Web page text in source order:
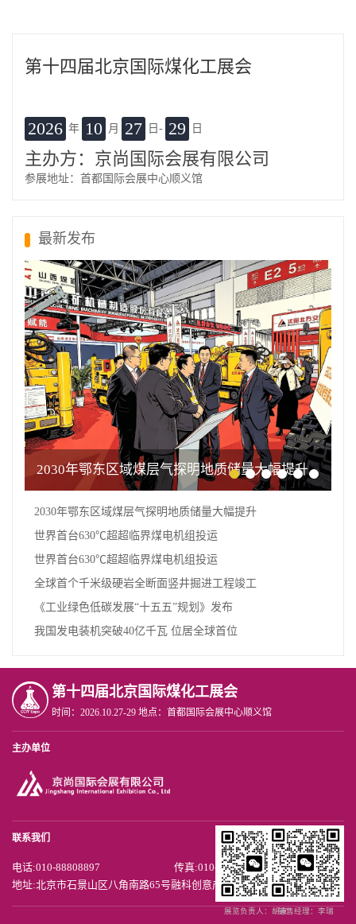
第十四届北京国际煤化工展会
2026 年 10 月 27 日- 29 日
主办方：京尚国际会展有限公司
参展地址：首都国际会展中心顺义馆
最新发布
2030年鄂东区域煤层气探明地质储量大幅提升
2030年鄂东区域煤层气探明地质储量大幅提升
世界首台630℃超超临界煤电机组投运
世界首台630℃超超临界煤电机组投运
全球首个千米级硬岩全断面竖井掘进工程竣工
《工业绿色低碳发展“十五五”规划》发布
我国发电装机突破40亿千瓦 位居全球首位
第十四届北京国际煤化工展会
时间：2026.10.27-29 地点：首都国际会展中心顺义馆
主办单位
联系我们
电话:010-88808897
传真:010-88808867
地址:北京市石景山区八角南路65号融科创意产业中心
展览负责人：胡京销售经理：李瑞